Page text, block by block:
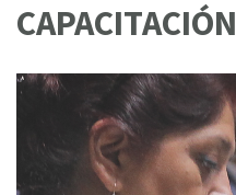
CAPACITACIÓN